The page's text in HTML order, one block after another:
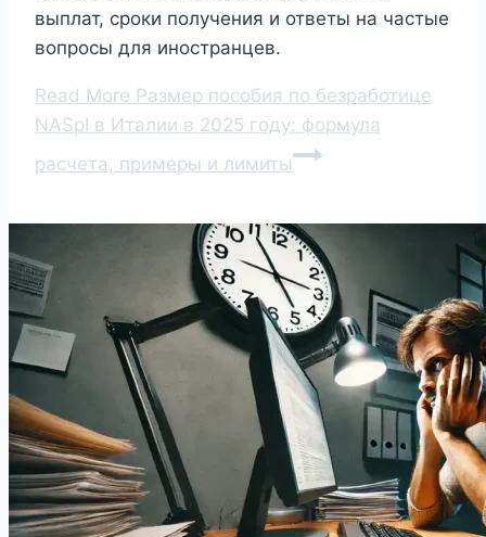
выплат, сроки получения и ответы на частые
вопросы для иностранцев.
Read More Размер пособия по безработице
NASpI в Италии в 2025 году: формула
расчета, примеры и лимиты